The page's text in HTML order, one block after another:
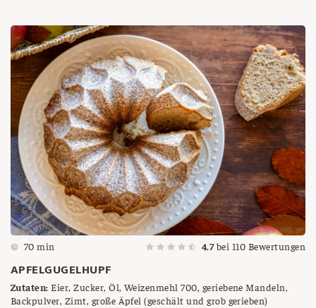
70 min 4.7 bei 110 Bewertungen
APFELGUGELHUPF
Zutaten: Eier, Zucker, Öl, Weizenmehl 700, geriebene Mandeln,
Backpulver, Zimt, große Äpfel (geschält und grob gerieben)